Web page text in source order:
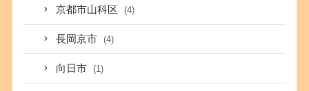
京都市山科区 (4)
長岡京市 (4)
向日市 (1)